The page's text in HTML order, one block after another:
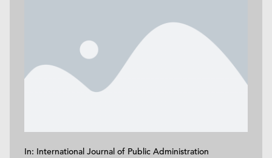
In: International Journal of Public Administration